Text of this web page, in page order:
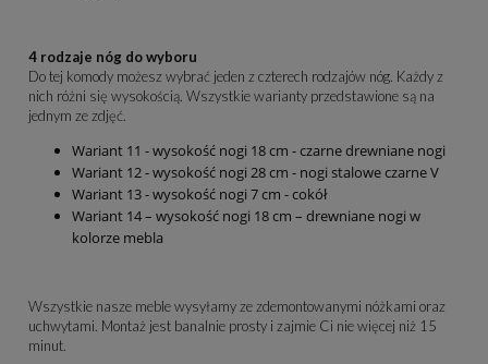
4 rodzaje nóg do wyboru
Do tej komody możesz wybrać jeden z czterech rodzajów nóg. Każdy z
nich różni się wysokością. Wszystkie warianty przedstawione są na
jednym ze zdjęć.
Wariant 11 - wysokość nogi 18 cm - czarne drewniane nogi
Wariant 12 - wysokość nogi 28 cm - nogi stalowe czarne V
Wariant 13 - wysokość nogi 7 cm - cokół
Wariant 14 – wysokość nogi 18 cm – drewniane nogi w
kolorze mebla
Wszystkie nasze meble wysyłamy ze zdemontowanymi nóżkami oraz
uchwytami. Montaż jest banalnie prosty i zajmie Ci nie więcej niż 15
minut.